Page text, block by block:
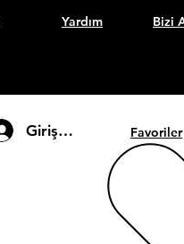
Yardım Bizi
Giriş Yap Favoriler